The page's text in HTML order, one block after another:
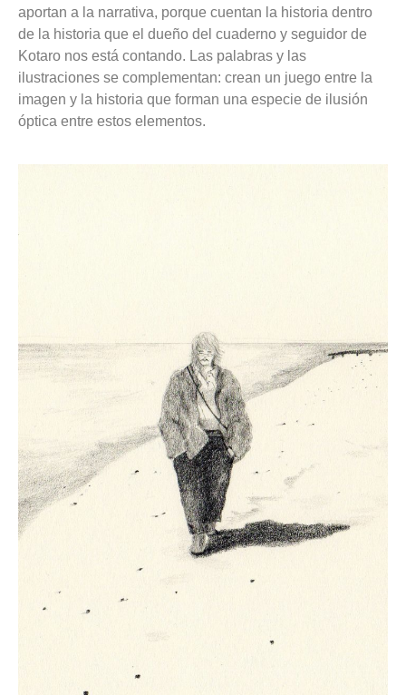
aportan a la narrativa, porque cuentan la historia dentro
de la historia que el dueño del cuaderno y seguidor de
Kotaro nos está contando. Las palabras y las
ilustraciones se complementan: crean un juego entre la
imagen y la historia que forman una especie de ilusión
óptica entre estos elementos.